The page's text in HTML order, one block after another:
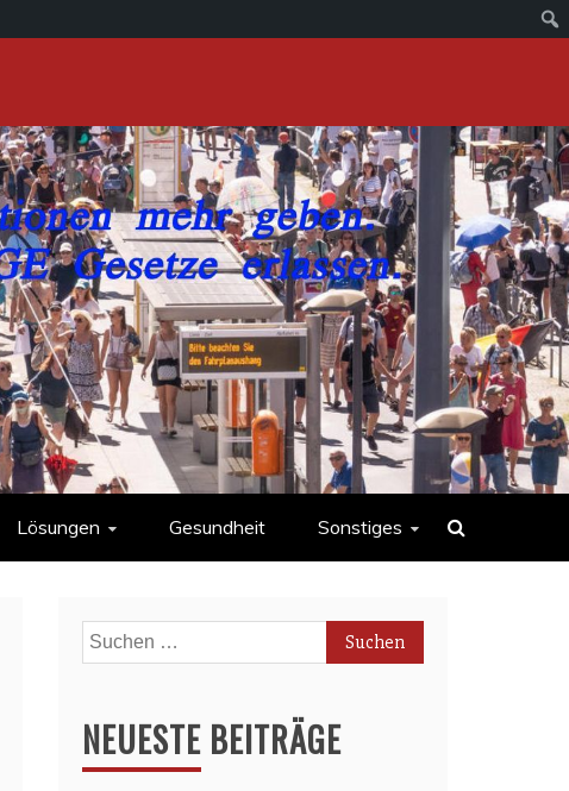
Lösungen Gesundheit Sonstiges
Suchen
nach:
NEUESTE BEITRÄGE